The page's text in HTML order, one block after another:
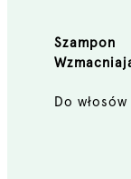
Szampon
Do